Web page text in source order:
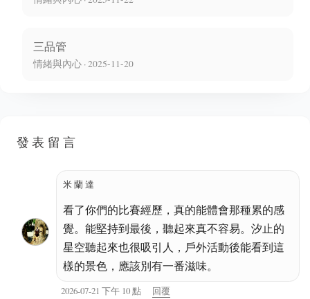
三品管
情緒與內心 · 2025-11-20
發表留言
米蘭達
看了你們的比賽經歷，真的能體會那種累的感
覺。能堅持到最後，聽起來真不容易。汐止的
星空聽起來也很吸引人，戶外活動後能看到這
樣的景色，應該別有一番滋味。
2026-07-21 下午 10 點 回覆